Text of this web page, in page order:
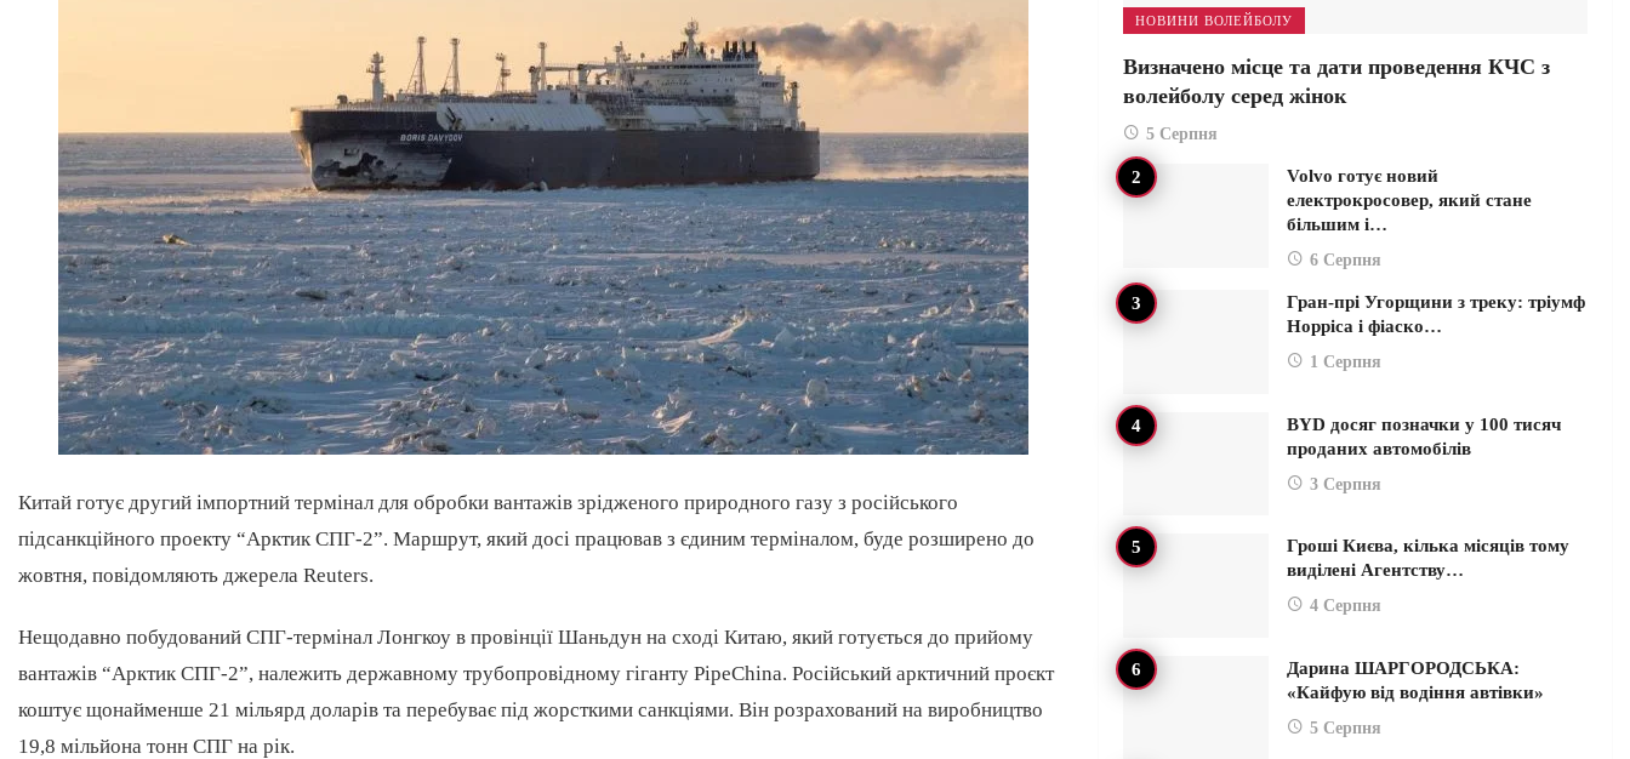
Китай готує другий імпортний термінал для обробки вантажів зрідженого природного газу з російського
підсанкційного проекту “Aрктик СПГ-2”. Маршрут, який досі працював з єдиним терміналом, буде розширено до
жовтня, повідомляють джерела Reuters.
Нещодавно побудований СПГ-термінал Лонгкоу в провінції Шаньдун на сході Китаю, який готується до прийому
вантажів “Aрктик СПГ-2”, належить державному трубопровідному гіганту PipeChina. Російський арктичний проєкт
коштує щонайменше 21 мільярд доларів та перебуває під жорсткими санкціями. Він розрахований на виробництво
19,8 мільйона тонн СПГ на рік.
НОВИНИ ВОЛЕЙБОЛУ
Визначено місце та дати проведення КЧС з
волейболу серед жінок
5 Серпня
Volvo готує новий
електрокросовер, який стане
більшим і…
6 Серпня
Гран-прі Угорщини з треку: тріумф
Норріса і фіаско…
1 Серпня
BYD досяг позначки у 100 тисяч
проданих автомобілів
3 Серпня
Гроші Києва, кілька місяців тому
виділені Агентству…
4 Серпня
Дарина ШАРГОРОДСЬКА:
«Кайфую від водіння автівки»
5 Серпня